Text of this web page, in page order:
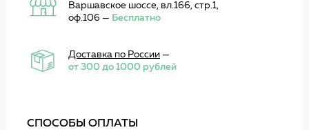
Варшавское шоссе, вл.166, стр.1,
оф.106 — Бесплатно
Доставка по России—
от 300 до 1000 рублей
СПОСОБЫ ОПЛАТЫ